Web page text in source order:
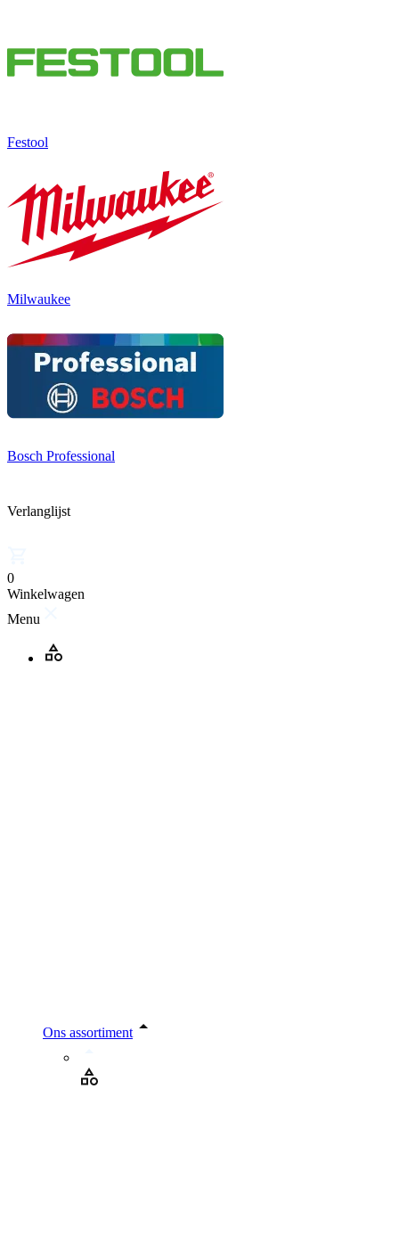
Festool
Milwaukee
Bosch Professional
Verlanglijst
0
Winkelwagen
Menu
Ons assortiment